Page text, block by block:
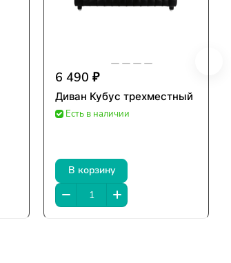
6 490 ₽
Диван Кубус трехместный
Есть в наличии
В корзину